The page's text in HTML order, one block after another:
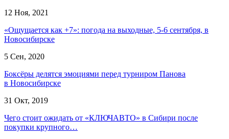
12 Ноя, 2021
«Ощущается как +7»: погода на выходные, 5-6 сентября, в
Новосибирске
5 Сен, 2020
Боксёры делятся эмоциями перед турниром Панова
в Новосибирске
31 Окт, 2019
Чего стоит ожидать от «КЛЮЧАВТО» в Сибири после
покупки крупного…